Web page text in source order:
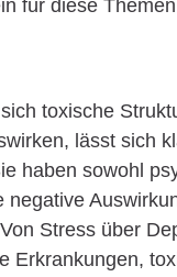
für diese
toxische
lässt sich
haben sowohl
negative
Stress über
Erkrankungen,